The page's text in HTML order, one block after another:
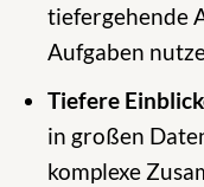
tiefergehende
Aufgaben
Tiefere
in großen
komplexe